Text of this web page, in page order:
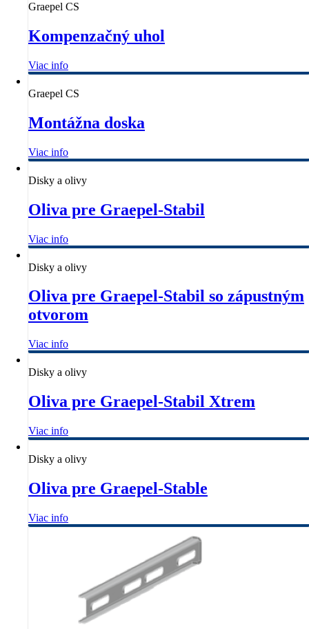
Graepel CS
Kompenzačný uhol
Viac info
Graepel CS
Montážna doska
Viac info
Disky a olivy
Oliva pre Graepel-Stabil
Viac info
Disky a olivy
Oliva pre Graepel-Stabil so zápustným
otvorom
Viac info
Disky a olivy
Oliva pre Graepel-Stabil Xtrem
Viac info
Disky a olivy
Oliva pre Graepel-Stable
Viac info